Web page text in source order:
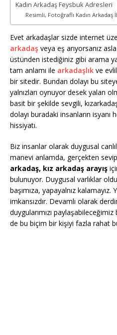
Kadın Arkadaş Feysbuk Adresleri
Resimli, Fotoğraflı Kadın Arkadaş
Evet arkadaşlar sizde internet
arkadaş veya eş arıyorsanız
üstünden istediğiniz gibi arama
tam anlamı ile arkadaşlık ve
bir sitedir. Bundan dolayı bu
yalnızları oynuyor desek yalan
basit bir şekilde sevgili,
dolayı buradaki insanların isyanı
hissiyatı.
Biz insanlar olarak duygusal
manevi anlamda, gerçekten
arkadaş, kız arkadaş arayış
bulunuyor. Duygusal varlıklar
başımıza, yapayalnız kalamayız.
imkansızdır. Devamlı olarak
duygularımızı
de bu biçim bir kişiyi fazla rahat